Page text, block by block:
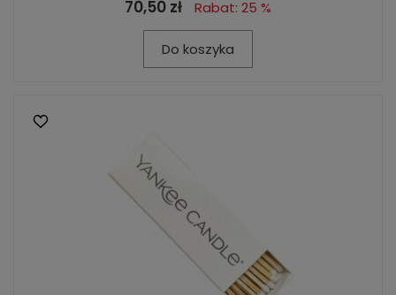
70,50 zł Rabat: 25 %
Do koszyka